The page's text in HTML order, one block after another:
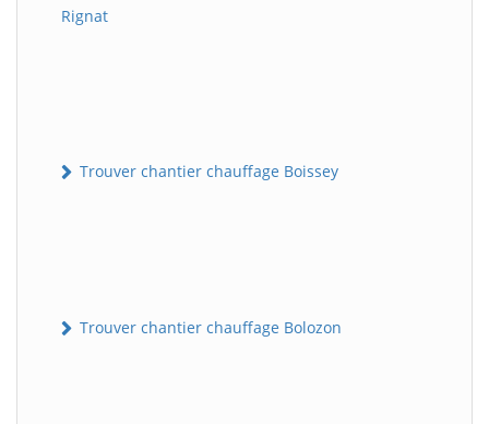
Rignat
Trouver chantier chauffage Boissey
Trouver chantier chauffage Bolozon